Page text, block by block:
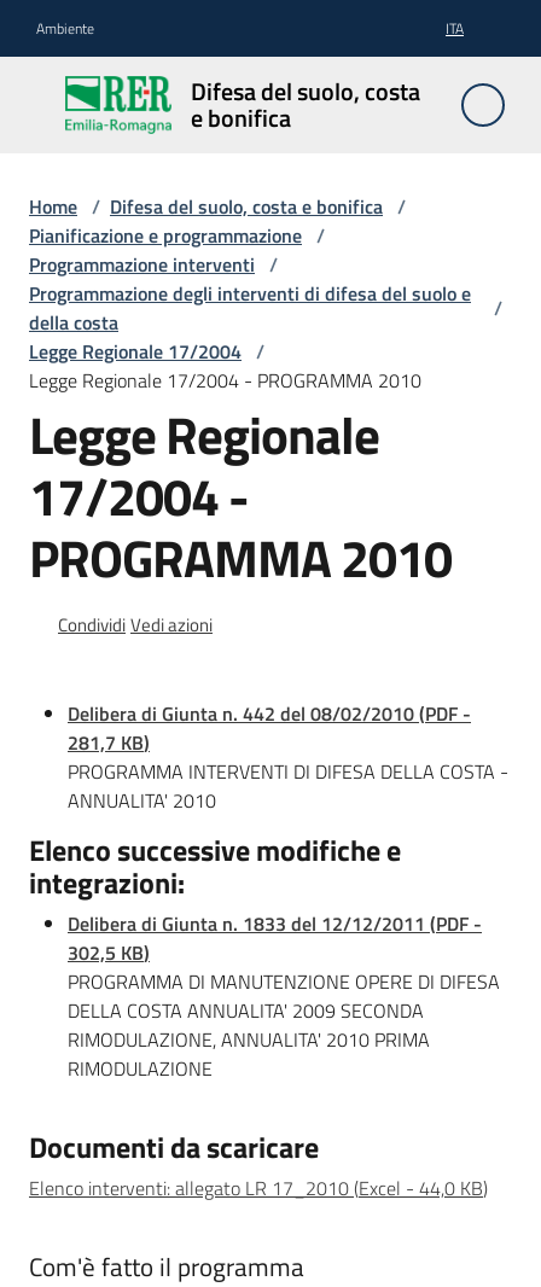
Ambiente ITA
Difesa del suolo, costa
e bonifica
Difesa
del
suolo,
bonifica
Pianificazione
e
programmazione
Documentazione
Ambiente
Argomenti
Novità
Servizi
Progetti
Home / Difesa del suolo, costa e bonifica /
Pianificazione e programmazione /
Programmazione interventi /
Programmazione degli interventi di difesa del suolo e
della costa
/
Legge Regionale 17/2004 /
Legge Regionale 17/2004 - PROGRAMMA 2010
Legge Regionale
17/2004 -
PROGRAMMA 2010
CondividiVedi azioni
Delibera di Giunta n. 442 del 08/02/2010(PDF -
281,7 KB)
PROGRAMMA INTERVENTI DI DIFESA DELLA COSTA -
ANNUALITA' 2010
Elenco successive modifiche e
integrazioni:
Delibera di Giunta n. 1833 del 12/12/2011 (PDF -
302,5 KB)
PROGRAMMA DI MANUTENZIONE OPERE DI DIFESA
DELLA COSTA ANNUALITA' 2009 SECONDA
RIMODULAZIONE, ANNUALITA' 2010 PRIMA
RIMODULAZIONE
Documenti da scaricare
Elenco interventi: allegato LR 17_2010(Excel - 44,0 KB)
Com'è fatto il programma